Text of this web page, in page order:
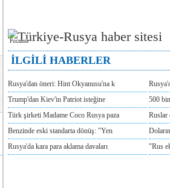
Реклама
İLGİLİ HABERLER
Rusya'dan öneri: Hint Okyanusu'na k
Trump'dan Kiev'in Patriot isteğine
500
Türk şirketi Madame Coco Rusya paza
Ruslar
Benzinde eski standarta dönüş: "Yen
Rusya'da kara para aklama davaları
"Rus